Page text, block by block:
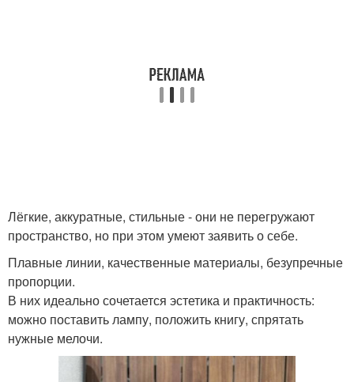
Лёгкие, аккуратные, стильные - они не перегружают
пространство, но при этом умеют заявить о себе.
Плавные линии, качественные материалы, безупречные
пропорции.
В них идеально сочетается эстетика и практичность:
можно поставить лампу, положить книгу, спрятать
нужные мелочи.